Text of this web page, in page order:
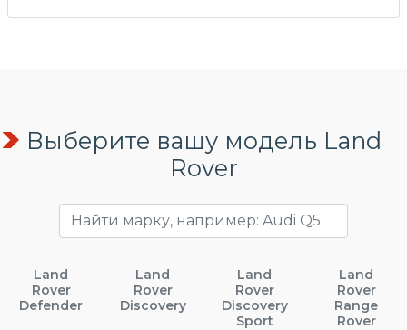
Выберите вашу модель Land
Rover
Land
Rover
Defender
Land
Rover
Discovery
Land
Rover
Discovery
Sport
Land
Rover
Range
Rover